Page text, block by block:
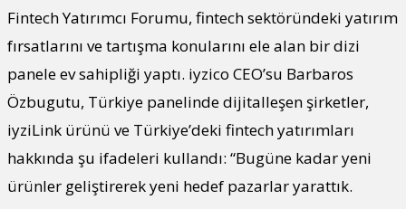
Fintech Yatırımcı Forumu, fintech sektöründeki yatırım
fırsatlarını ve tartışma konularını ele alan bir dizi
panele ev sahipliği yaptı. iyzico CEO’su Barbaros
Özbugutu, Türkiye panelinde dijitalleşen şirketler,
iyziLink ürünü ve Türkiye’deki fintech yatırımları
hakkında şu ifadeleri kullandı: “Bugüne kadar yeni
ürünler geliştirerek yeni hedef pazarlar yarattık.